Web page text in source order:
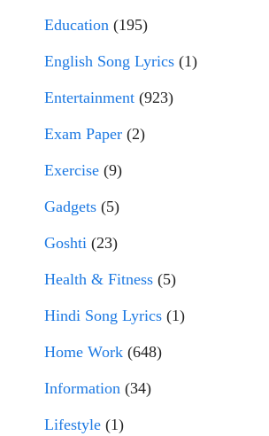
Education (195)
English Song Lyrics (1)
Entertainment (923)
Exam Paper (2)
Exercise (9)
Gadgets (5)
Goshti (23)
Health & Fitness (5)
Hindi Song Lyrics (1)
Home Work (648)
Information (34)
Lifestyle (1)